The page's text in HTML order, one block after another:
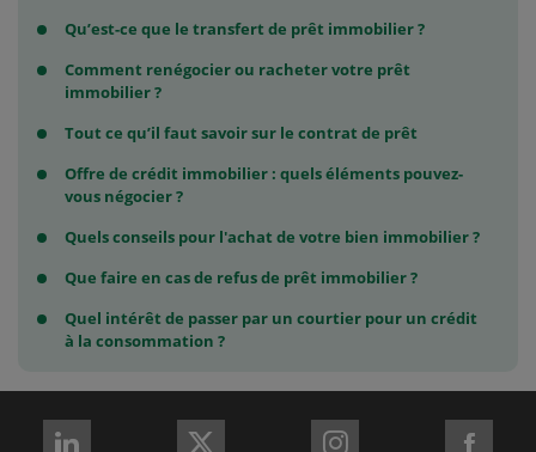
Qu’est-ce que le transfert de prêt immobilier ?
Comment renégocier ou racheter votre prêt
immobilier ?
Tout ce qu’il faut savoir sur le contrat de prêt
Offre de crédit immobilier : quels éléments pouvez-
vous négocier ?
Quels conseils pour l'achat de votre bien immobilier ?
Que faire en cas de refus de prêt immobilier ?
Quel intérêt de passer par un courtier pour un crédit
à la consommation ?